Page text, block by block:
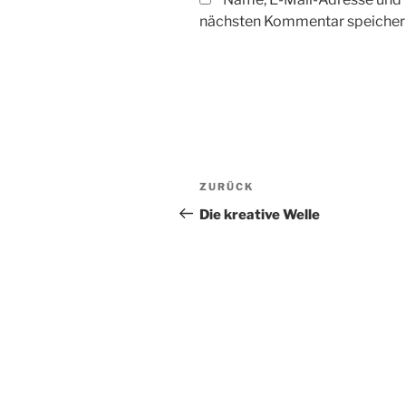
nächsten Kommentar
Beitragsnavigation
Vorheriger
Beitrag
ZURÜCK
Die kreative Welle